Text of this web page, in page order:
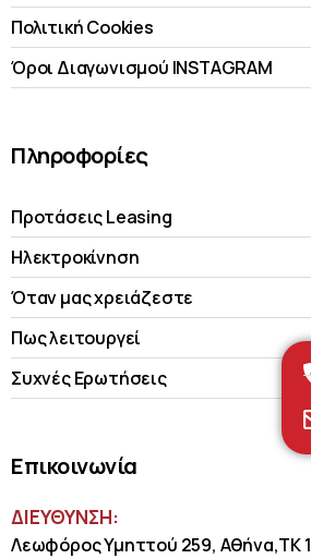
Πολιτική Cookies
Όροι Διαγωνισμού INSTAGRAM
Πληροφορίες
Προτάσεις Leasing
Ηλεκτροκίνηση
Όταν μας χρειάζεστε
Πως λειτουργεί
Συχνές Ερωτήσεις
Επικοινωνία
ΔΙΕΥΘΥΝΣΗ:
Λεωφόρος Υμηττού 259, Αθήνα,ΤΚ